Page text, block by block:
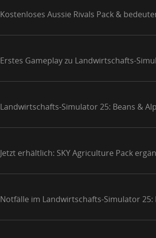
Kostenloses Aussie Rivals Pack &
Erstes Gameplay zu Landwirtschafts-
Landwirtschafts-Simulator 25: Beans &
Jetzt erhältlich: SKY Agriculture Pack
Notfälle im Landwirtschafts-Simulator